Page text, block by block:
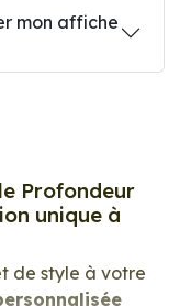
mon affiche
Profondeur
unique à
de style à votre